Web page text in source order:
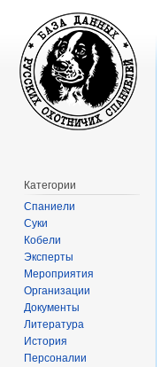
Категории
Спаниели
Суки
Кобели
Эксперты
Мероприятия
Организации
Документы
Литература
История
Персоналии